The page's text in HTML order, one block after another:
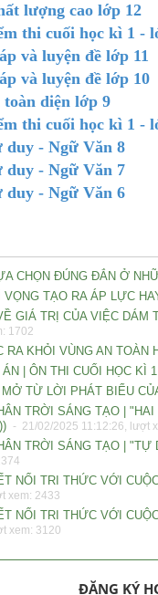
lượng cao lớp 12
thi cuối học kì 1 -
và luyện đề lớp 11
và luyện đề lớp 10
diện lớp 9
thi cuối học kì 1 -
duy - Ngữ Văn 8
duy - Ngữ Văn 7
duy - Ngữ Văn 6
CHỌN ĐÚNG ĐẮN Ở
TẠO RA ÁP LỰC
GIÁ TRỊ CỦA VIỆC
1702
KHỎI VÙNG AN TOÀN
| ÔN THI CUỐI HỌC KÌ
TỪ LỜI PHÁT BIỂU
TRỜI SÁNG TẠO |
- 21/02/2025 11:12:26, lượt
TRỜI SÁNG TẠO |
NỐI TRI THỨC VỚI
xem: 2433
NỐI TRI THỨC VỚI
xem: 3120
ĐĂNG KÝ